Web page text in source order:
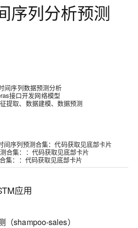
序列分析预测
间序列数据预测分析
接口开发网络模型
提取、数据建模、数据预测
间序列预测合集：代码获取见底部卡片
合集：：代码获取见底部卡片
集：：代码获取见底部卡片
应用
shampoo-sales）